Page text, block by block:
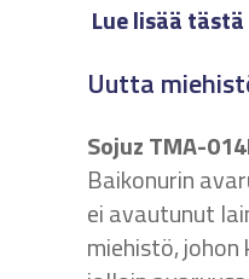
Lue lisää
Uutta
Sojuz TMA-
Baikonurin
ei avautunut
miehistö,